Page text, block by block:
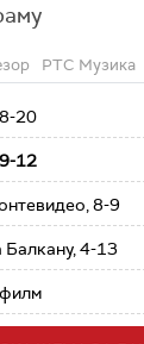
РТС Музика
20
12
8-9
Балкану, 4-13
филм